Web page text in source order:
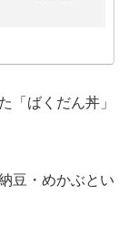
「ばくだん丼」
豆・めかぶとい